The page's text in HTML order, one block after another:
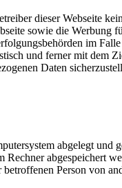
dieser Webseite
sowie die
im
und ferner mit dem
Daten
abgelegt
abgespeichert
Person von